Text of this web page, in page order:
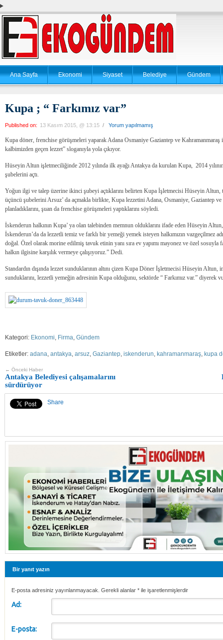
Ana Sayfa Ekonomi Siyaset Belediye Gündem
Kupa ; “ Farkımız var”
Published on: 13 Kasım 2015, @ 13:15 / Yorum yapılmamış
Kupa döner, frenchise görüşmeleri yaparak Adana Osmaniye Gaziantep ve Kahramanmaraş
kalbimizden geçen lezzet” sloganıyla yola çıkıyor.
Hüseyin Altun işletmeciliğinde 2012 yılında ilk ayağı Antakya da kurulan Kupa, 2014
şubelerini açtı.
Yoğun ilgi ve talep üzerine ikinci şubeyi açtıklarını belirten Kupa İşletmecisi Hüseyin Altun,
üçüncü şubelerini Arsuz’ da açmakla birlikte, Kupa lezzetini Adana, Osmaniye, Gaziantep ve
planladıklarını, şuan da frenchise görüşmeleri yaptıklarını söyledi.
İskenderun halkının Kupa’ ya olan talebinden memnun olduklarını ifade eden Hüseyin
İskenderun’da da lezzetli temiz ve farklı bir yemeği yemek isteyen halkımızın vazgeçilmez
doğal. Özel olarak morine edilmiş tavuk etinin yanı sıra ev yapımı mayonez ve özel
halkın ilgisine karşılık vermeye çalışıyoruz.” Dedi.
Standardın dışında lezzet sunduklarının altını çizen Kupa Döner İşletmecisi Hüseyin
sunduklarını, lezzetli yemeğin adresinin Kupa olduğunu, sektörde “ Farkımız var.” diyerek
Kategori: Ekonomi Firma Gündem
Etiketler: adana antakya arsuz Gaziantep iskenderun kahramanmaraş kupa
← Önceki Haber
Antakya Belediyesi çalışamalarını
sürdürüyor
Share
Bir yanıt yazın
E-posta adresiniz yayınlanmayacak. Gerekli alanlar * ile işaretlenmişlerdir
Ad:
E-posta: